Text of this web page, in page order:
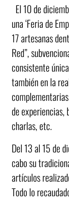
El 10 de
una ‘Feria de
17 artesanas
Red”,
consistente
también en la
de experiencias,
charlas, etc.
Del 13 al 15 de
cabo su
artículos
Todo lo